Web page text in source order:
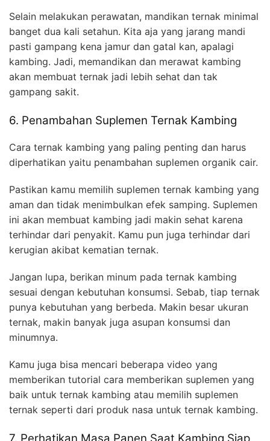
Selain melakukan perawatan, mandikan ternak minimal
banget dua kali setahun. Kita aja yang jarang mandi
pasti gampang kena jamur dan gatal kan, apalagi
kambing. Jadi, memandikan dan merawat kambing
akan membuat ternak jadi lebih sehat dan tak
gampang sakit.
6. Penambahan Suplemen Ternak Kambing
Cara ternak kambing yang paling penting dan harus
diperhatikan yaitu penambahan suplemen organik cair.
Pastikan kamu memilih suplemen ternak kambing yang
aman dan tidak menimbulkan efek samping. Suplemen
ini akan membuat kambing jadi makin sehat karena
terhindar dari penyakit. Kamu pun juga terhindar dari
kerugian akibat kematian ternak.
Jangan lupa, berikan minum pada ternak kambing
sesuai dengan kebutuhan konsumsi. Sebab, tiap ternak
punya kebutuhan yang berbeda. Makin besar ukuran
ternak, makin banyak juga asupan konsumsi dan
minumnya.
Kamu juga bisa mencari beberapa video yang
memberikan tutorial cara memberikan suplemen yang
baik untuk ternak kambing atau memilih suplemen
ternak seperti dari produk nasa untuk ternak kambing.